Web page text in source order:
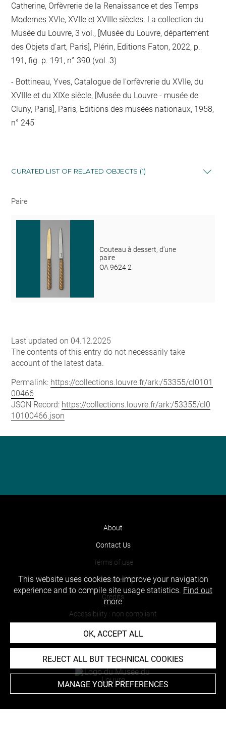
Catherine, Orfèvrerie de la Renaissance et des Temps
Modernes XVIe, XVIIe et XVIIIe siècles. La collection du
Musée du Louvre, 3 vol., [Musée du Louvre, département
des Objets d'art, Paris], Plérin, Editions Faton, 2022, p.
191, fig. p. 191, n° 390 (vol. 3)
Bottineau, Yves, Catalogue de l'orfèvrerie du XVIIe, du
XVIIIe et du XIXe siècle, [Musée du Louvre - musée de
Cluny, Paris], Paris, Editions des musées nationaux, 1958,
n° 245
CURATED LIST OF RELATED OBJECTS (1)
Paire
Couteau à dessert, d'une
paire
OA 9624 2
Last updated on 04.12.2025
The contents of this entry do not necessarily take
account of the latest data.
Permalink: https://collections.louvre.fr/ark:/53355/cl0101
00466
JSON Record: https://collections.louvre.fr/ark:/53355/cl0
10100466.json
About
Contact Us
Terms of use
Cookies
Credits
Accessibility : non compliant
This website uses cookies to improve your navigation
experience and to compile site usage statistics. Find out
more
OK, ACCEPT ALL
REJECT ALL BUT TECHNICAL COOKIES
MANAGE YOUR PREFERENCES